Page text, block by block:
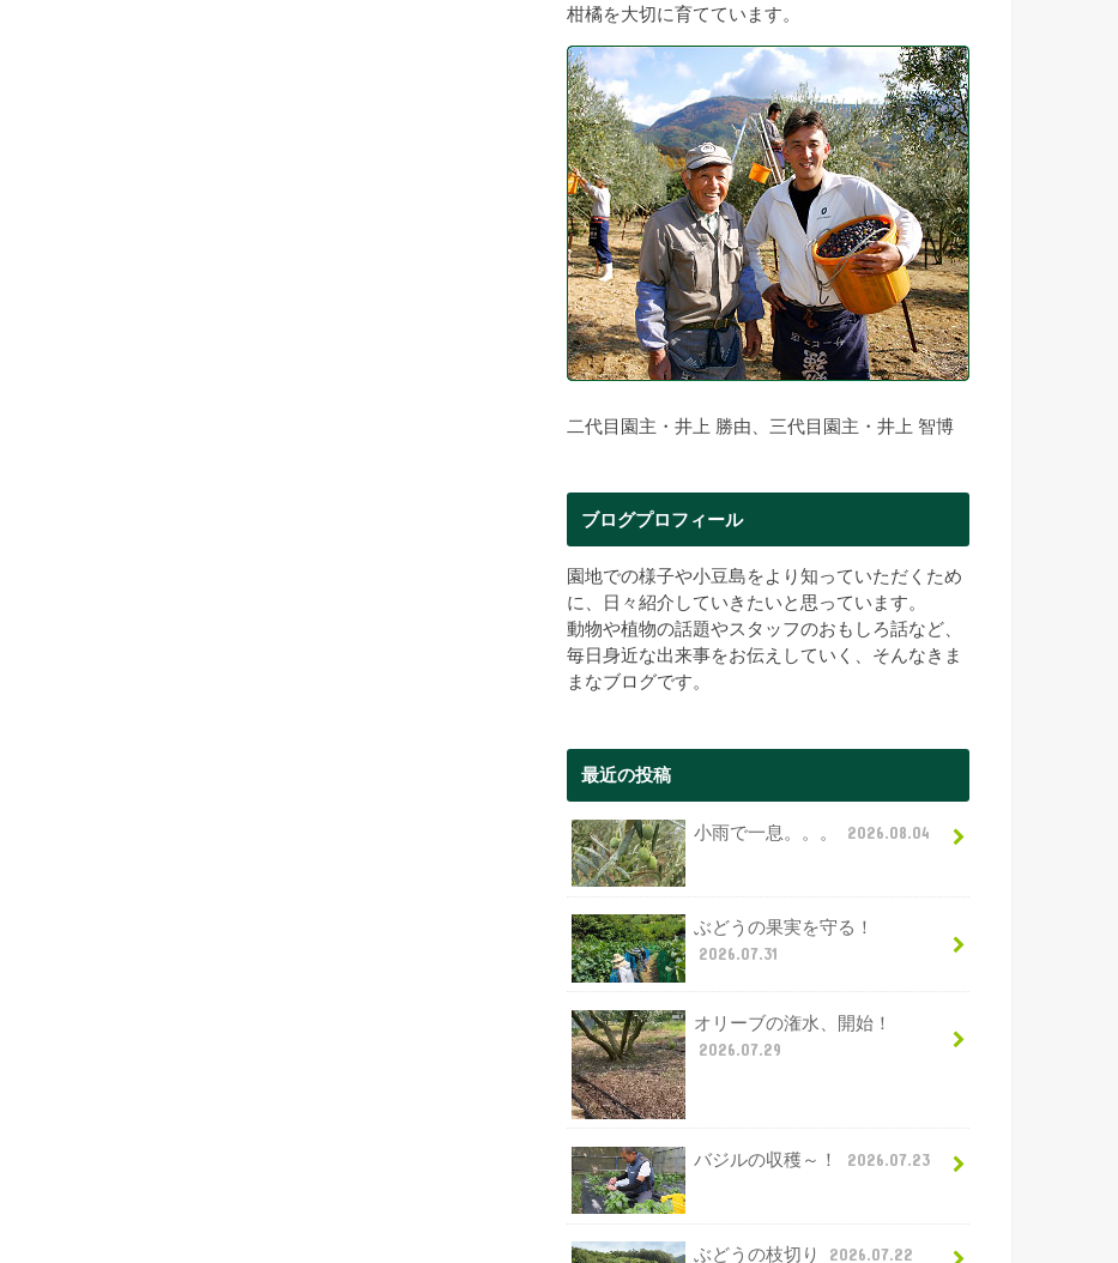
柑橘を大切に育てています。
二代目園主・井上 勝由、三代目園主・井上 智博
ブログプロフィール
園地での様子や小豆島をより知っていただくため
に、日々紹介していきたいと思っています。
動物や植物の話題やスタッフのおもしろ話など、
毎日身近な出来事をお伝えしていく、そんなきま
まなブログです。
最近の投稿
小雨で一息。。。 2026.08.04
ぶどうの果実を守る！
2026.07.31
オリーブの潅水、開始！
2026.07.29
バジルの収穫～！ 2026.07.23
ぶどうの枝切り 2026.07.22